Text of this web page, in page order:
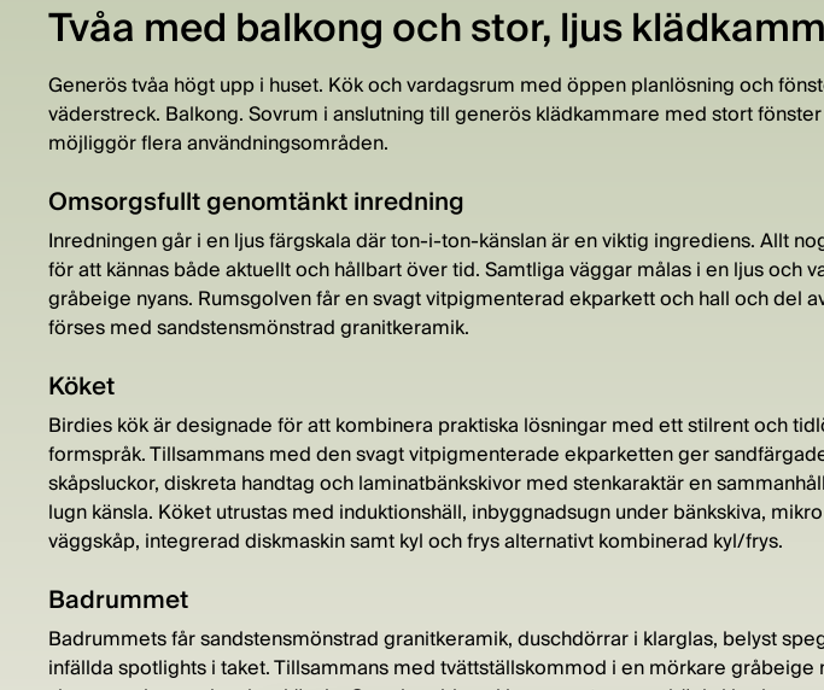
Tvåa med balkong och stor, ljus
Generös tvåa högt upp i huset. Kök och vardagsrum med öppen planlösning och
väderstreck. Balkong. Sovrum i anslutning till generös klädkammare med stort
möjliggör flera användningsområden.
Omsorgsfullt genomtänkt inredning
Inredningen går i en ljus färgskala där ton-i-ton-känslan är en viktig ingrediens. Allt
för att kännas både aktuellt och hållbart över tid. Samtliga väggar målas i en ljus och
gråbeige nyans. Rumsgolven får en svagt vitpigmenterad ekparkett och hall och del
förses med sandstensmönstrad granitkeramik.
Köket
Birdies kök är designade för att kombinera praktiska lösningar med ett stilrent och
formspråk. Tillsammans med den svagt vitpigmenterade ekparketten ger
skåpsluckor, diskreta handtag och laminatbänkskivor med stenkaraktär en
lugn känsla. Köket utrustas med induktionshäll, inbyggnadsugn under bänkskiva,
väggskåp, integrerad diskmaskin samt kyl och frys alternativt kombinerad kyl/frys.
Badrummet
Badrummets får sandstensmönstrad granitkeramik, duschdörrar i klarglas, belyst
infällda spotlights i taket. Tillsammans med tvättställskommod i en mörkare gråbeige